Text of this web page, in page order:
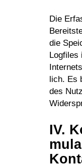
Die
die
Logfiles
lich. Es
des
IV.